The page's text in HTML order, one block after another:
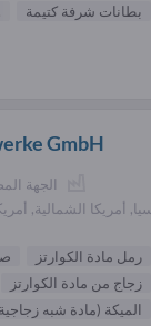
بطانات شرفة كتيمة
GmbH
الجهة
أمريكا الشمالية,
رمل مادة الكوارتز
زجاج من مادة الكوارتز
الميكة (مادة شبه